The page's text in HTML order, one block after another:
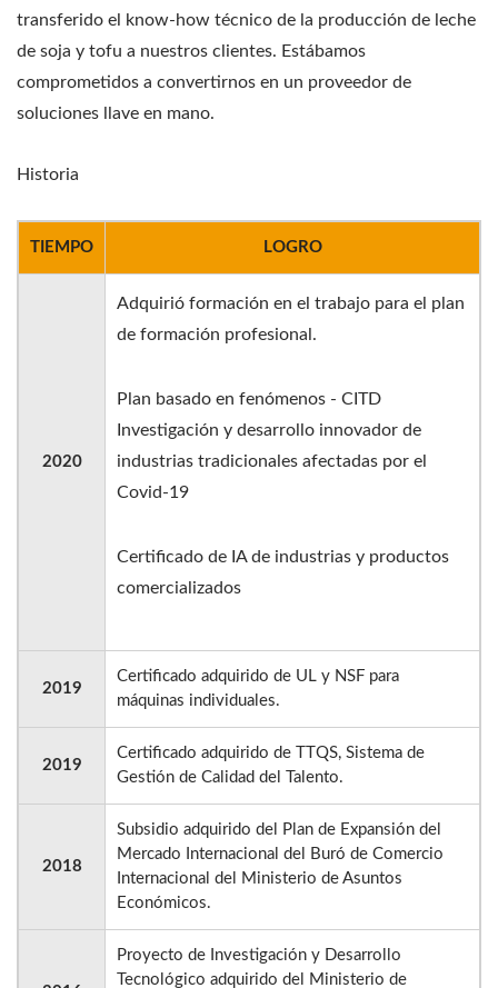
transferido el know-how técnico de la producción de leche
de soja y tofu a nuestros clientes. Estábamos
comprometidos a convertirnos en un proveedor de
soluciones llave en mano.
Historia
TIEMPO LOGRO
2020
Adquirió formación en el trabajo para el plan
de formación profesional.
Plan basado en fenómenos - CITD
Investigación y desarrollo innovador de
industrias tradicionales afectadas por el
Covid-19
Certificado de IA de industrias y productos
comercializados
2019
Certificado adquirido de UL y NSF para
máquinas individuales.
2019
Certificado adquirido de TTQS, Sistema de
Gestión de Calidad del Talento.
2018
Subsidio adquirido del Plan de Expansión del
Mercado Internacional del Buró de Comercio
Internacional del Ministerio de Asuntos
Económicos.
Proyecto de Investigación y Desarrollo
Tecnológico adquirido del Ministerio de